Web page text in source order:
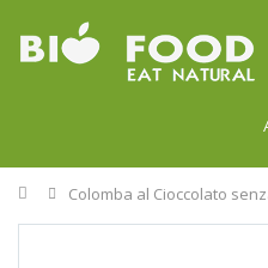
Home
Colomba al Cioccolato